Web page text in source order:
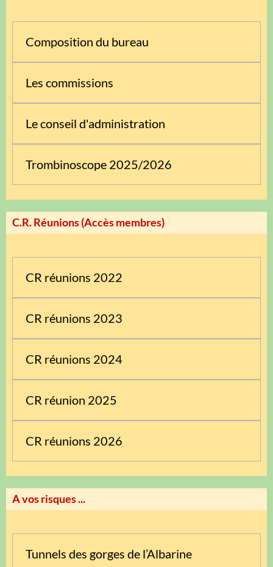
Composition du bureau
Les commissions
Le conseil d'administration
Trombinoscope 2025/2026
C.R. Réunions (Accès membres)
CR réunions 2022
CR réunions 2023
CR réunions 2024
CR réunion 2025
CR réunions 2026
A vos risques ...
Tunnels des gorges de l’Albarine